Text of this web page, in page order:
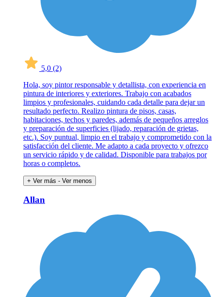
5,0 (2)
Hola, soy pintor responsable y detallista, con experiencia en
pintura de interiores y exteriores. Trabajo con acabados
limpios y profesionales, cuidando cada detalle para dejar un
resultado perfecto. Realizo pintura de pisos, casas,
habitaciones, techos y paredes, además de pequeños arreglos
y preparación de superficies (lijado, reparación de grietas,
etc.). Soy puntual, limpio en el trabajo y comprometido con la
satisfacción del cliente. Me adapto a cada proyecto y ofrezco
un servicio rápido y de calidad. Disponible para trabajos por
horas o completos.
+ Ver más - Ver menos
Allan